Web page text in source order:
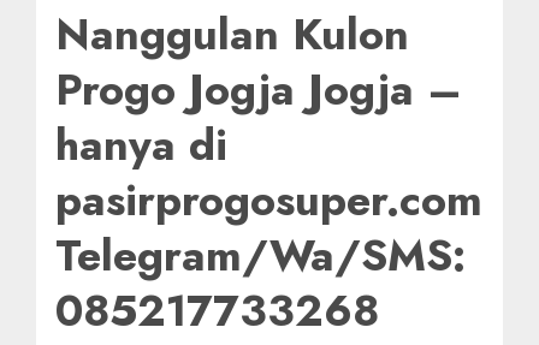
Nanggulan Kulon
Progo Jogja Jogja –
hanya di
pasirprogosuper.com
Telegram/Wa/SMS:
085217733268